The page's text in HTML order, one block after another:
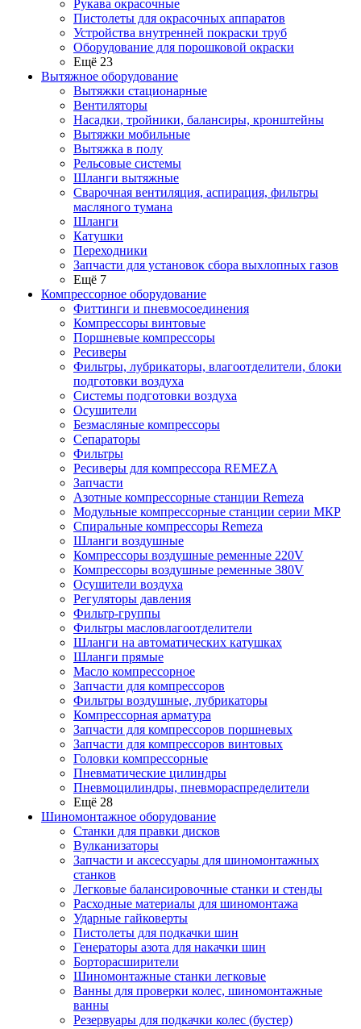
Рукава окрасочные
Пистолеты для окрасочных аппаратов
Устройства внутренней покраски труб
Оборудование для порошковой окраски
Ещё 23
Вытяжное оборудование
Вытяжки стационарные
Вентиляторы
Насадки, тройники, балансиры, кронштейны
Вытяжки мобильные
Вытяжка в полу
Рельсовые системы
Шланги вытяжные
Сварочная вентиляция, аспирация, фильтры
масляного тумана
Шланги
Катушки
Переходники
Запчасти для установок сбора выхлопных газов
Ещё 7
Компрессорное оборудование
Фиттинги и пневмосоединения
Компрессоры винтовые
Поршневые компрессоры
Ресиверы
Фильтры, лубрикаторы, влагоотделители, блоки
подготовки воздуха
Системы подготовки воздуха
Осушители
Безмасляные компрессоры
Сепараторы
Фильтры
Ресиверы для компрессора REMEZA
Запчасти
Азотные компрессорные станции Remeza
Модульные компрессорные станции серии МКР
Спиральные компрессоры Remeza
Шланги воздушные
Компрессоры воздушные ременные 220V
Компрессоры воздушные ременные 380V
Осушители воздуха
Регуляторы давления
Фильтр-группы
Фильтры масловлагоотделители
Шланги на автоматических катушках
Шланги прямые
Масло компрессорное
Запчасти для компрессоров
Фильтры воздушные, лубрикаторы
Компрессорная арматура
Запчасти для компрессоров поршневых
Запчасти для компрессоров винтовых
Головки компрессорные
Пневматические цилиндры
Пневмоцилиндры, пневмораспределители
Ещё 28
Шиномонтажное оборудование
Станки для правки дисков
Вулканизаторы
Запчасти и аксессуары для шиномонтажных
станков
Легковые балансировочные станки и стенды
Расходные материалы для шиномонтажа
Ударные гайковерты
Пистолеты для подкачки шин
Генераторы азота для накачки шин
Борторасширители
Шиномонтажные станки легковые
Ванны для проверки колес, шиномонтажные
ванны
Резервуары для подкачки колес (бустер)